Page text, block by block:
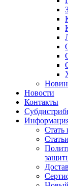
Новости
Контакты
Стать
Статьи